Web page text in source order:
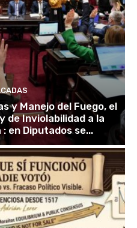
y Manejo del Fuego, el
de Inviolabilidad a la
en Diputados se...